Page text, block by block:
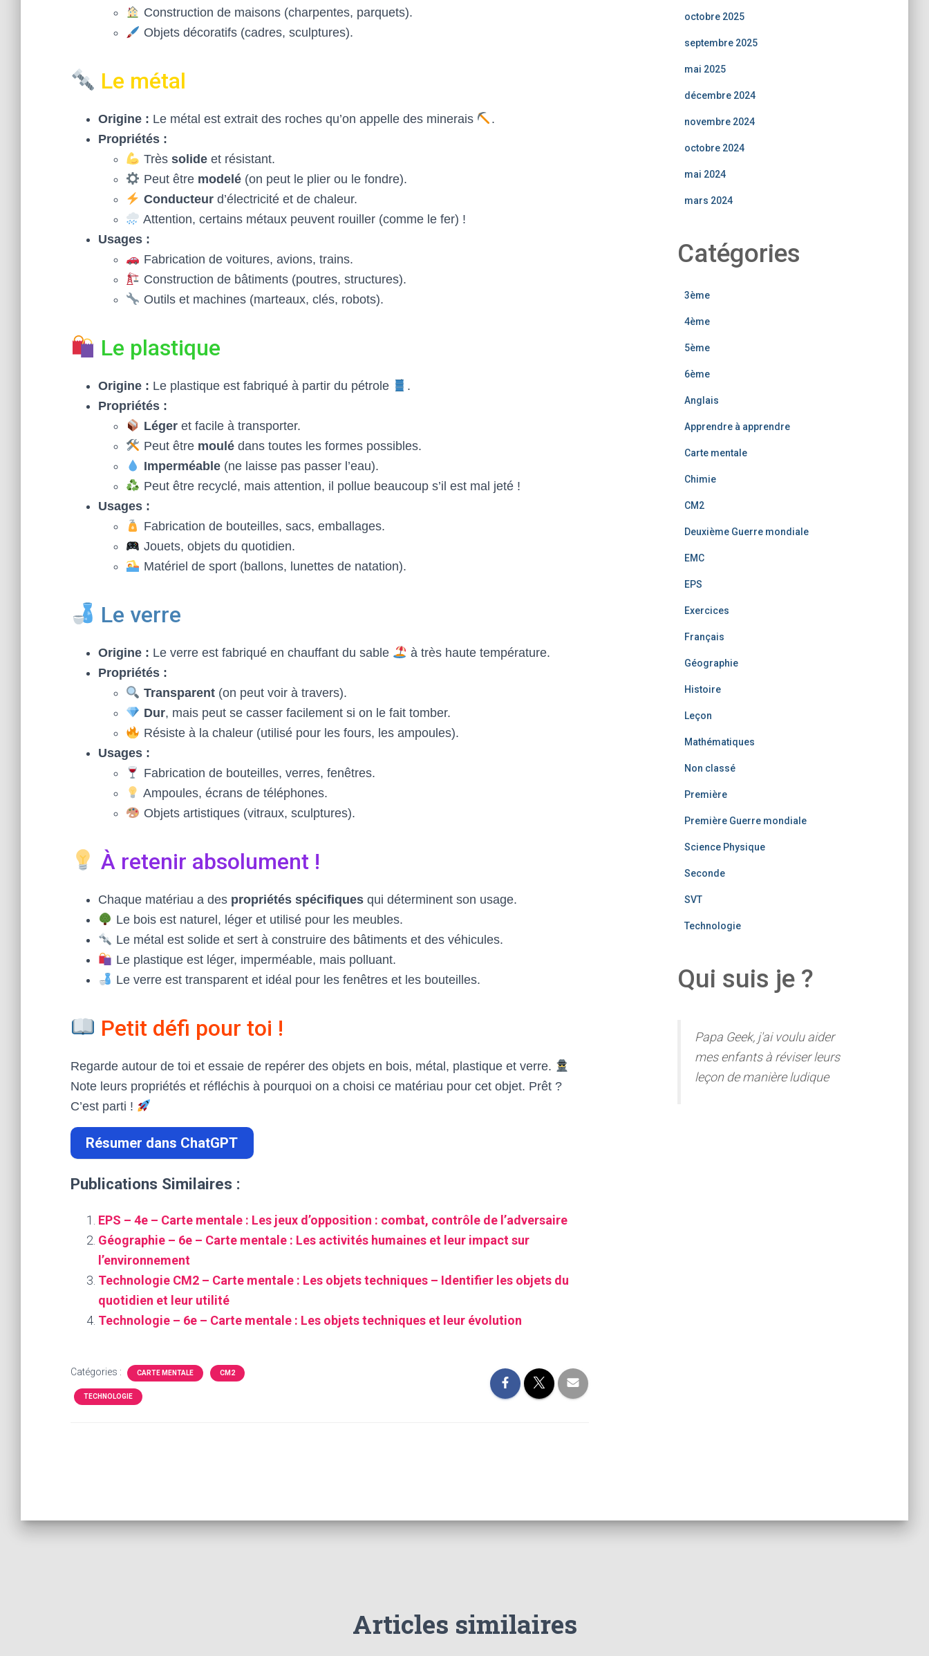
Construction de maisons (charpentes, parquets).
Objets décoratifs (cadres, sculptures).
Le métal
Origine : Le métal est extrait des roches qu’on appelle des minerais
.
Propriétés :
Très solideet résistant.
Peut être modelé(on peut le plier ou le fondre).
Conducteurd’électricité et de chaleur.
Attention, certains métaux peuvent rouiller (comme le fer) !
Usages :
Fabrication de voitures, avions, trains.
Construction de bâtiments (poutres, structures).
Outils et machines (marteaux, clés, robots).
Le plastique
Origine : Le plastique est fabriqué à partir du pétrole
.
Propriétés :
Légeret facile à transporter.
Peut être moulédans toutes les formes possibles.
Imperméable(ne laisse pas passer l’eau).
Peut être recyclé, mais attention, il pollue beaucoup s’il est mal jeté !
Usages :
Fabrication de bouteilles, sacs, emballages.
Jouets, objets du quotidien.
Matériel de sport (ballons, lunettes de natation).
Le verre
Origine : Le verre est fabriqué en chauffant du sable
à très haute température.
Propriétés :
Transparent(on peut voir à travers).
Dur, mais peut se casser facilement si on le fait tomber.
Résiste à la chaleur (utilisé pour les fours, les ampoules).
Usages :
Fabrication de bouteilles, verres, fenêtres.
Ampoules, écrans de téléphones.
Objets artistiques (vitraux, sculptures).
À retenir absolument !
Chaque matériau a des propriétés spécifiques qui déterminent son usage.
Le bois est naturel, léger et utilisé pour les meubles.
Le métal est solide et sert à construire des bâtiments et des véhicules.
Le plastique est léger, imperméable, mais polluant.
Le verre est transparent et idéal pour les fenêtres et les bouteilles.
Petit défi pour toi !
Regarde autour de toi et essaie de repérer des objets en bois, métal, plastique et verre.
Note leurs propriétés et réfléchis à pourquoi on a choisi ce matériau pour cet objet. Prêt ?
C’est parti !
Résumer dans ChatGPT
Publications Similaires :
EPS – 4e – Carte mentale : Les jeux d’opposition : combat, contrôle de l’adversaire
Géographie – 6e – Carte mentale : Les activités humaines et leur impact sur
l’environnement
Technologie CM2 – Carte mentale : Les objets techniques – Identifier les objets du
quotidien et leur utilité
Technologie – 6e – Carte mentale : Les objets techniques et leur évolution
Catégories : CARTE MENTALE CM2
TECHNOLOGIE
octobre 2025
septembre 2025
mai 2025
décembre 2024
novembre 2024
octobre 2024
mai 2024
mars 2024
Catégories
3ème
4ème
5ème
6ème
Anglais
Apprendre à apprendre
Carte mentale
Chimie
CM2
Deuxième Guerre mondiale
EMC
EPS
Exercices
Français
Géographie
Histoire
Leçon
Mathématiques
Non classé
Première
Première Guerre mondiale
Science Physique
Seconde
SVT
Technologie
Qui suis je ?
Papa Geek, j'ai voulu aider
mes enfants à réviser leurs
leçon de manière ludique
Articles similaires